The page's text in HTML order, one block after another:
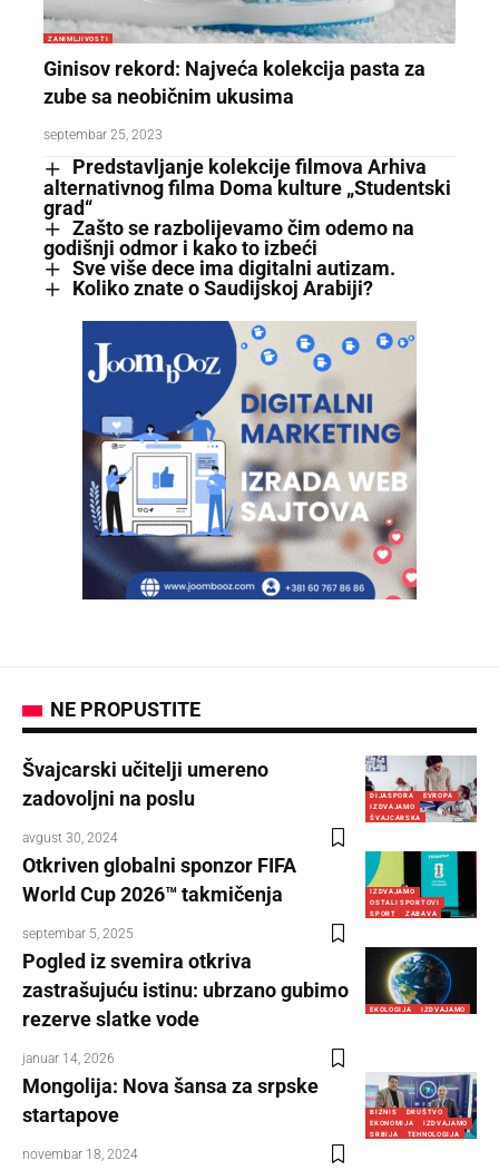
ZANIMLJIVOSTI
Ginisov rekord: Najveća kolekcija pasta za
zube sa neobičnim ukusima
septembar 25, 2023
Predstavljanje kolekcije filmova Arhiva
alternativnog filma Doma kulture „Studentski
grad“
Zašto se razbolijevamo čim odemo na
godišnji odmor i kako to izbeći
Sve više dece ima digitalni autizam.
Koliko znate o Saudijskoj Arabiji?
NE PROPUSTITE
DIJASPORA
EVROPA
IZDVAJAMO
ŠVAJCARSKA
Švajcarski učitelji umereno
zadovoljni na poslu
avgust 30, 2024
IZDVAJAMO
OSTALI SPORTOVI
SPORT
ZABAVA
Otkriven globalni sponzor FIFA
World Cup 2026™ takmičenja
septembar 5, 2025
EKOLOGIJA IZDVAJAMO
Pogled iz svemira otkriva
zastrašujuću istinu: ubrzano gubimo
rezerve slatke vode
januar 14, 2026
BIZNIS
DRUŠTVO
EKONOMIJA
IZDVAJAMO
SRBIJA
TEHNOLOGIJA
Mongolija: Nova šansa za srpske
startapove
novembar 18, 2024